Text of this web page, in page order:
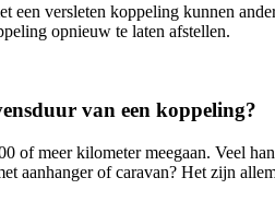
een versleten koppeling kunnen
opnieuw te laten afstellen.
van een koppeling?
of meer kilometer meegaan. Veel
aanhanger of caravan? Het zijn